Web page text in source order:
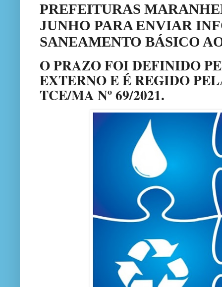
PREFEITURAS
JUNHO PARA ENVIAR
SANEAMENTO BÁSICO
O PRAZO FOI DEFINIDO
EXTERNO E É REGIDO
TCE/MA Nº 69/2021.